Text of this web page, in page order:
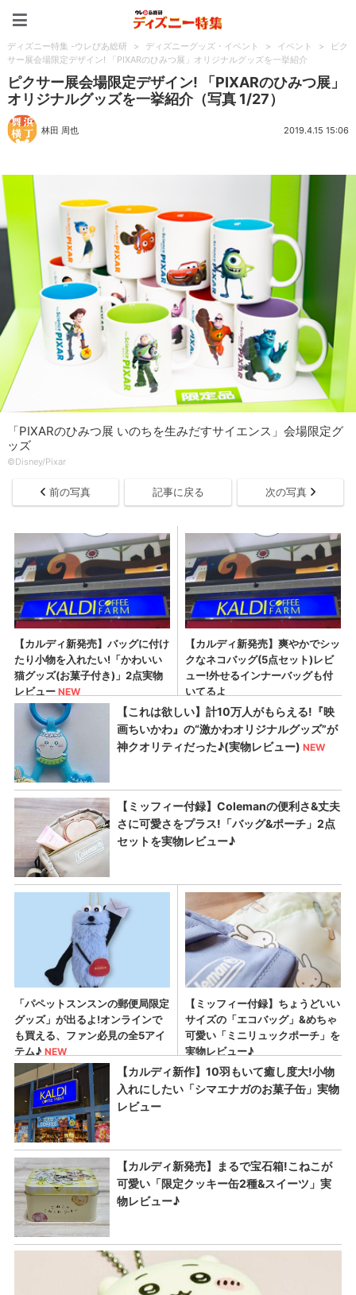
ディズニー特集 -ウレぴあ総研 > ディズニーグッズ・イベント > イベント >
ピク
サー展会場限定デザイン! 「PIXARのひみつ展」オリジナルグッズを一挙紹介
ピクサー展会場限定デザイン! 「PIXARのひみつ展」
オリジナルグッズを一挙紹介（写真 1/27）
林田 周也 2019.4.15 15:06
「PIXARのひみつ展 いのちを生みだすサイエンス」会場限定グ
ッズ
©︎Disney/Pixar
前の写真 記事に戻る 次の写真